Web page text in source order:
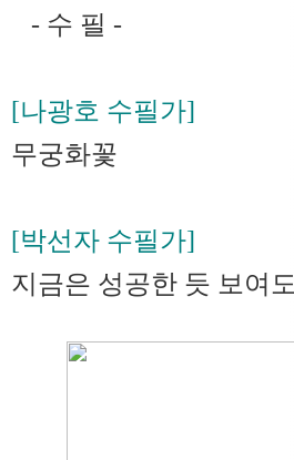
- 수 필 -
[나광호 수필가]
무궁화꽃
[박선자 수필가]
지금은 성공한 듯 보여도